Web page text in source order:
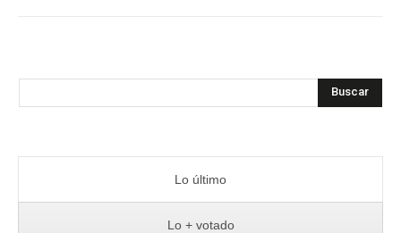
Buscar
Lo último
Lo + votado